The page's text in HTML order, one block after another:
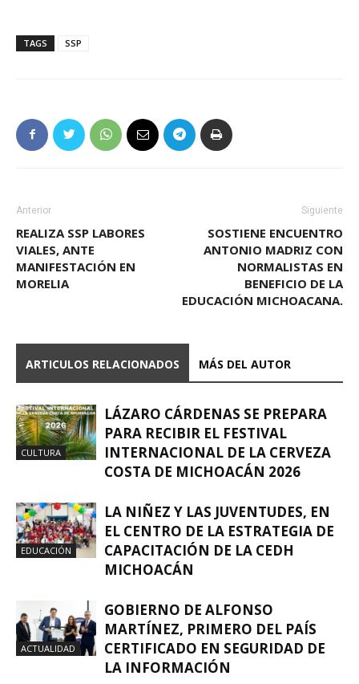
TAGS SSP
Anterior
REALIZA SSP LABORES
VIALES, ANTE
MANIFESTACIÓN EN
MORELIA
Siguiente
SOSTIENE ENCUENTRO
ANTONIO MADRIZ CON
NORMALISTAS EN
BENEFICIO DE LA
EDUCACIÓN MICHOACANA.
ARTICULOS RELACIONADOS MÁS DEL AUTOR
CULTURA
LÁZARO CÁRDENAS SE PREPARA
PARA RECIBIR EL FESTIVAL
INTERNACIONAL DE LA CERVEZA
COSTA DE MICHOACÁN 2026
EDUCACIÓN
LA NIÑEZ Y LAS JUVENTUDES, EN
EL CENTRO DE LA ESTRATEGIA DE
CAPACITACIÓN DE LA CEDH
MICHOACÁN
ACTUALIDAD
GOBIERNO DE ALFONSO
MARTÍNEZ, PRIMERO DEL PAÍS
CERTIFICADO EN SEGURIDAD DE
LA INFORMACIÓN